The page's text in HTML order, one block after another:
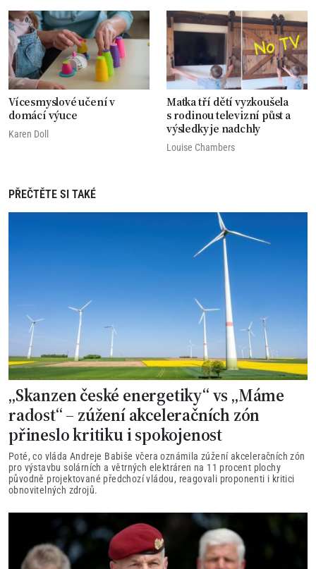
Vícesmyslové učení v
domácí výuce
Karen Doll
Matka tří dětí vyzkoušela
s rodinou televizní půst a
výsledky je nadchly
Louise Chambers
PŘEČTĚTE SI TAKÉ
„Skanzen české energetiky“ vs „Máme
radost“ – zúžení akceleračních zón
přineslo kritiku i spokojenost
Poté, co vláda Andreje Babiše včera oznámila zúžení akceleračních zón
pro výstavbu solárních a větrných elektráren na 11 procent plochy
původně projektované předchozí vládou, reagovali proponenti i kritici
obnovitelných zdrojů.